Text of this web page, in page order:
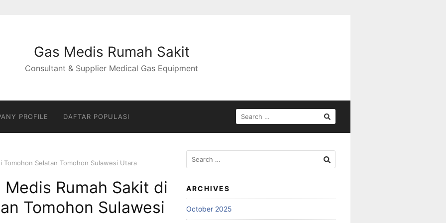
Gas Medis Rumah Sakit
Consultant & Supplier Medical Gas Equipment
PROFILE DAFTAR POPULASI
SEARCH
FOR:
Tomohon Selatan Tomohon Sulawesi Utara
Rumah Sakit di
Tomohon Sulawesi
Search
for:
ARCHIVES
October 2025